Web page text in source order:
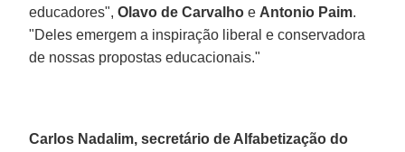
educadores",Olavo de Carvalho e Antonio Paim.
"Deles emergem a inspiração liberal e conservadora
de nossas propostas educacionais."
Carlos Nadalim, secretário de Alfabetização do